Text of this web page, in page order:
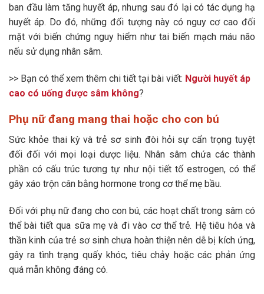
ban đầu làm tăng huyết áp, nhưng sau đó lại có tác dụng hạ
huyết áp. Do đó, những đối tượng này có nguy cơ cao đối
mặt với biến chứng nguy hiểm như tai biến mạch máu não
nếu sử dụng nhân sâm.
>> Bạn có thể xem thêm chi tiết tại bài viết: Người huyết áp
cao có uống được sâm không?
Phụ nữ đang mang thai hoặc cho con bú
Sức khỏe thai kỳ và trẻ sơ sinh đòi hỏi sự cẩn trọng tuyệt
đối đối với mọi loại dược liệu. Nhân sâm chứa các thành
phần có cấu trúc tương tự như nội tiết tố estrogen, có thể
gây xáo trộn cân bằng hormone trong cơ thể mẹ bầu.
Đối với phụ nữ đang cho con bú, các hoạt chất trong sâm có
thể bài tiết qua sữa mẹ và đi vào cơ thể trẻ. Hệ tiêu hóa và
thần kinh của trẻ sơ sinh chưa hoàn thiện nên dễ bị kích ứng,
gây ra tình trạng quấy khóc, tiêu chảy hoặc các phản ứng
quá mẫn không đáng có.